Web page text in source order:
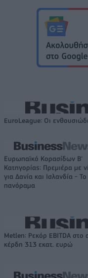
EuroLeague: Οι
Ευρωπαϊκό Κορασίδων Β'
Κατηγορίας: Πρεμιέρα με
για Δανία και Ισλανδία - Το
πανόραμα
Metlen: Ρεκόρ EBITDA
κέρδη 313 εκατ. ευρώ